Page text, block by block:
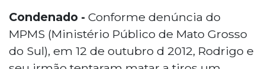
Condenado - Conforme denúncia do
MPMS (Ministério Público de Mato Grosso
do Sul), em 12 de outubro d 2012, Rodrigo e